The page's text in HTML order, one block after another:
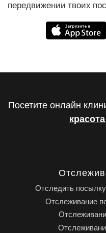
передвижении твоих
Посетите онлайн
Отследить
Отслеживание